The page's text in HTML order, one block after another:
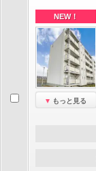
NEW！
もっと見る